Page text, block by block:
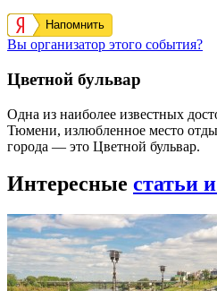
Напомнить
Вы организатор этого события?
Цветной бульвар
Одна из наиболее известных
Тюмени, излюбленное место
города — это Цветной бульвар.
Интересные статьи